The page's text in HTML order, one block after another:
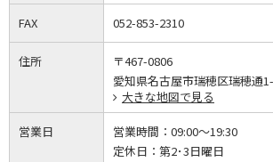
FAX 052-853-2310
住所
〒467-0806
愛知県名古屋市瑞穂区瑞穂通
大きな地図で見る
営業日 営業時間： 09:00～19:30
定休日： 第2･3日曜日